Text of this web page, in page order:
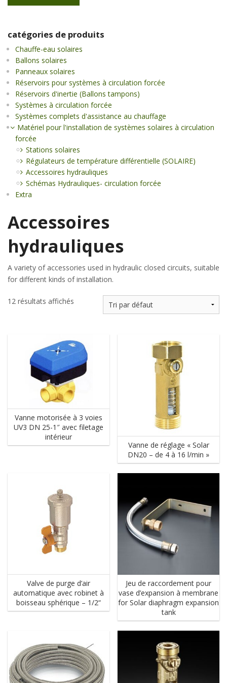
catégories de produits
Chauffe-eau solaires
Ballons solaires
Panneaux solaires
Réservoirs pour systèmes à circulation forcée
Réservoirs d'inertie (Ballons tampons)
Systèmes à circulation forcée
Systèmes complets d'assistance au chauffage
Matériel pour l'installation de systèmes solaires à circulation
forcée
Stations solaires
Régulateurs de température différentielle (SOLAIRE)
Accessoires hydrauliques
Schémas Hydrauliques- circulation forcée
Extra
Accessoires
hydrauliques
A variety of accessories used in hydraulic closed circuits, suitable
for different kinds of installation.
12 résultats affichés
Vanne motorisée à 3 voies
UV3 DN 25-1″ avec filetage
intérieur
Vanne de réglage « Solar
DN20 – de 4 à 16 l/min »
Valve de purge d’air
automatique avec robinet à
boisseau sphérique – 1/2“
Jeu de raccordement pour
vase d’expansion à membrane
for Solar diaphragm expansion
tank